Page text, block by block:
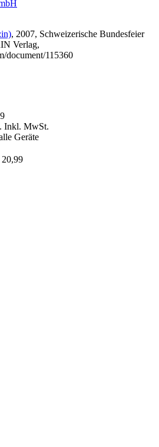
, 2007, Schweizerische Bundesfeier
Verlag,
document/115360
Inkl. MwSt.
Geräte